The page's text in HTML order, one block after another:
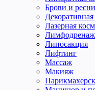
Брови и
Лазерная
Лимфодренаж
Липосакция
Лифтинг
Массаж
Макияж